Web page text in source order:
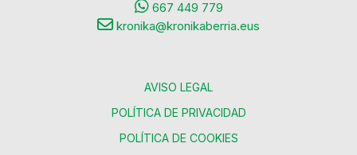
667 449 779
kronika@kronikaberria.eus
AVISO LEGAL
POLÍTICA DE PRIVACIDAD
POLÍTICA DE COOKIES